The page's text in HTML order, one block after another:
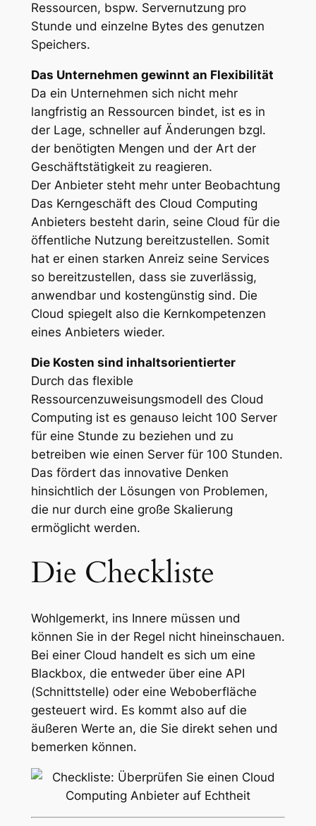
Ressourcen, bspw. Servernutzung pro
Stunde und einzelne Bytes des genutzen
Speichers.
Das Unternehmen gewinnt an Flexibilität
Da ein Unternehmen sich nicht mehr
langfristig an Ressourcen bindet, ist es in
der Lage, schneller auf Änderungen bzgl.
der benötigten Mengen und der Art der
Geschäftstätigkeit zu reagieren.
Der Anbieter steht mehr unter Beobachtung
Das Kerngeschäft des Cloud Computing
Anbieters besteht darin, seine Cloud für die
öffentliche Nutzung bereitzustellen. Somit
hat er einen starken Anreiz seine Services
so bereitzustellen, dass sie zuverlässig,
anwendbar und kostengünstig sind. Die
Cloud spiegelt also die Kernkompetenzen
eines Anbieters wieder.
Die Kosten sind inhaltsorientierter
Durch das flexible
Ressourcenzuweisungsmodell des Cloud
Computing ist es genauso leicht 100 Server
für eine Stunde zu beziehen und zu
betreiben wie einen Server für 100 Stunden.
Das fördert das innovative Denken
hinsichtlich der Lösungen von Problemen,
die nur durch eine große Skalierung
ermöglicht werden.
Die Checkliste
Wohlgemerkt, ins Innere müssen und
können Sie in der Regel nicht hineinschauen.
Bei einer Cloud handelt es sich um eine
Blackbox, die entweder über eine API
(Schnittstelle) oder eine Weboberfläche
gesteuert wird. Es kommt also auf die
äußeren Werte an, die Sie direkt sehen und
bemerken können.